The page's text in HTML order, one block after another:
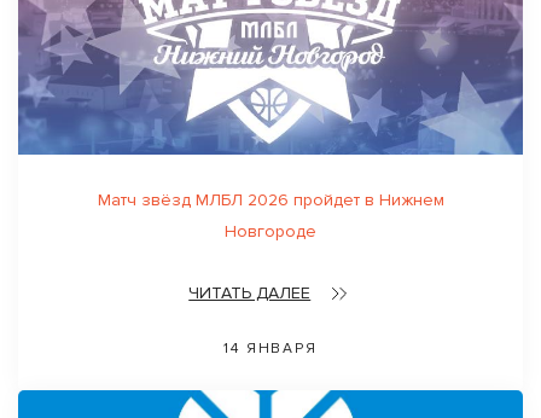
Матч звёзд МЛБЛ 2026 пройдет в Нижнем
Новгороде
ЧИТАТЬ ДАЛЕЕ
14 ЯНВАРЯ